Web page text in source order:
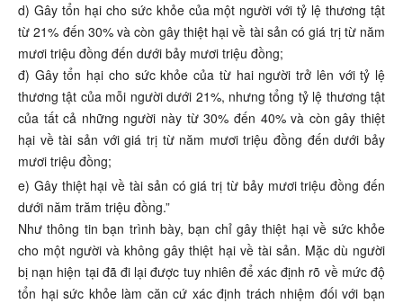
d) Gây tổn hại cho sức khỏe của một người với tỷ lệ thương tật
từ 21% đến 30% và còn gây thiệt hại về tài sản có giá trị từ năm
mươi triệu đồng đến dưới bảy mươi triệu đồng;
đ) Gây tổn hại cho sức khỏe của từ hai người trở lên với tỷ lệ
thương tật của mỗi người dưới 21%, nhưng tổng tỷ lệ thương tật
của tất cả những người này từ 30% đến 40% và còn gây thiệt
hại về tài sản với giá trị từ năm mươi triệu đồng đến dưới bảy
mươi triệu đồng;
e) Gây thiệt hại về tài sản có giá trị từ bảy mươi triệu đồng đến
dưới năm trăm triệu đồng.”
Như thông tin bạn trình bày, bạn chỉ gây thiệt hại về sức khỏe
cho một người và không gây thiệt hại về tài sản. Mặc dù người
bị nạn hiện tại đã đi lại được tuy nhiên để xác định rõ về mức độ
tổn hại sức khỏe làm căn cứ xác định trách nhiệm đối với bạn